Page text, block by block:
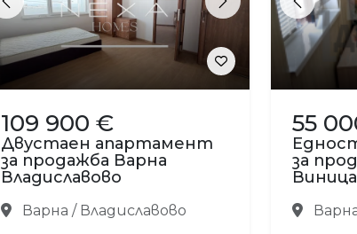
Previous Next
109 900 €
Двустаен апартамент
за продажба Варна
Владиславово
Варна / Владиславово
55
за
Виница